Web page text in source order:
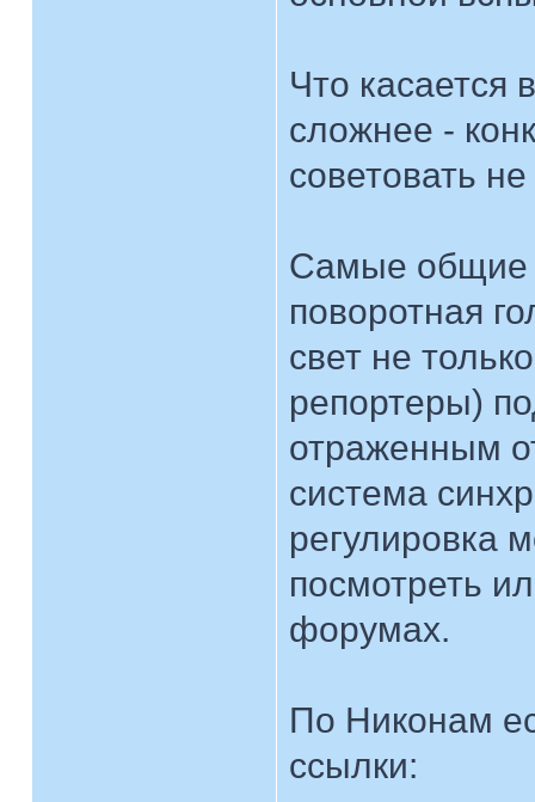
Что касается
сложнее -
советовать не
Самые общие
поворотная
свет не
репортеры)
отраженным
система
регулировка
посмотреть
форумах.
По Никонам
ссылки: